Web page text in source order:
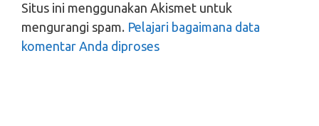
Situs ini menggunakan Akismet untuk
mengurangi spam. Pelajari bagaimana data
komentar Anda diproses